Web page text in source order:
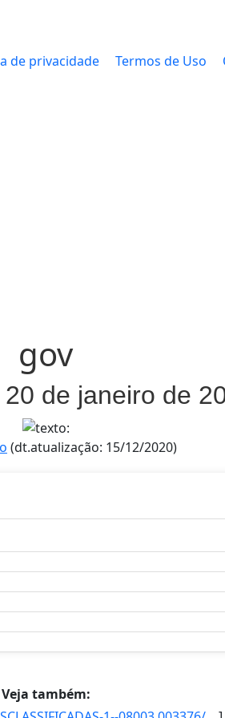
de privacidade Termos de Uso
gov
de janeiro de
(dt.atualização: 15/12/2020)
Veja também: